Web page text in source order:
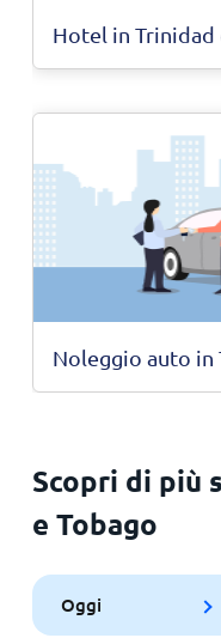
Hotel in Trinidad
Noleggio auto in
Scopri di più
e Tobago
Oggi